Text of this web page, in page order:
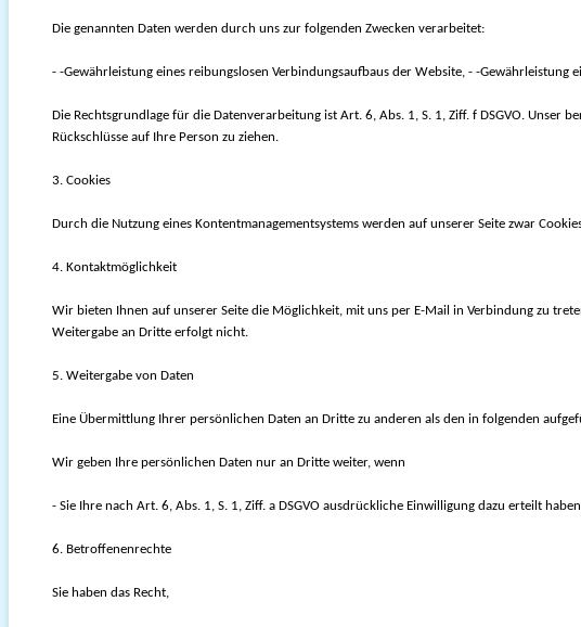
Die genannten Daten werden durch uns zur folgenden Zwecken verarbeitet:
- -Gewährleistung eines reibungslosen Verbindungsaufbaus der Website, - -
Die Rechtsgrundlage für die Datenverarbeitung ist Art. 6, Abs. 1, S. 1, Ziff. f DSGVO. Unser
Rückschlüsse auf Ihre Person zu ziehen.
3. Cookies
Durch die Nutzung eines Kontentmanagementsystems werden auf unserer Seite zwar
4. Kontaktmöglichkeit
Wir bieten Ihnen auf unserer Seite die Möglichkeit, mit uns per E-Mail in Verbindung zu
Weitergabe an Dritte erfolgt nicht.
5. Weitergabe von Daten
Eine Übermittlung Ihrer persönlichen Daten an Dritte zu anderen als den in folgenden
Wir geben Ihre persönlichen Daten nur an Dritte weiter, wenn
- Sie Ihre nach Art. 6, Abs. 1, S. 1, Ziff. a DSGVO ausdrückliche Einwilligung dazu erteilt
6. Betroffenenrechte
Sie haben das Recht,